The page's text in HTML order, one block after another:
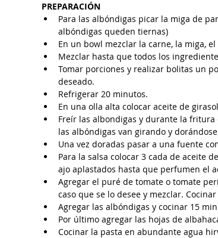
PREPARACIÓN
Para las albóndigas picar la miga de
albóndigas queden tiernas)
En un bowl mezclar la carne, la miga,
Mezclar hasta que todos los
Tomar porciones y realizar bolitas un
deseado.
Refrigerar 20 minutos.
En una olla alta colocar aceite de
Freír las albondigas y durante la
las albóndigas van girando y
Una vez doradas pasar a una fuente
Para la salsa colocar 3 cada de aceite
ajo aplastados hasta que perfumen el
Agregar el puré de tomate o tomate
caso que se lo desee y mezclar.
Agregar las albóndigas y cocinar 15
Por último agregar las hojas de
Cocinar la pasta en abundante agua